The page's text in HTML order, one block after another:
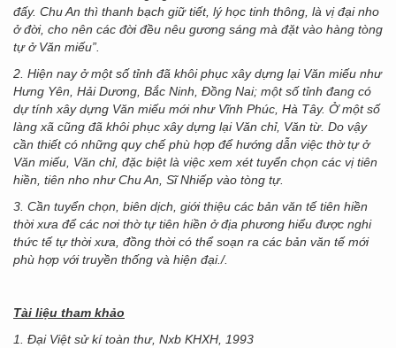
đấy. Chu An thì thanh bạch giữ tiết, lý học tinh thông, là vị đại nho
ở đời, cho nên các đời đều nêu gương sáng mà đặt vào hàng tòng
tự ở Văn miếu”.
2. Hiện nay ở một số tỉnh đã khôi phục xây dựng lại Văn miếu như
Hưng Yên, Hải Dương, Bắc Ninh, Đồng Nai; một số tỉnh đang có
dự tính xây dựng Văn miếu mới như Vĩnh Phúc, Hà Tây. Ở một số
làng xã cũng đã khôi phục xây dựng lại Văn chỉ, Văn từ. Do vậy
cần thiết có những quy chế phù hợp để hướng dẫn việc thờ tự ở
Văn miếu, Văn chỉ, đặc biệt là việc xem xét tuyển chọn các vị tiên
hiền, tiên nho như Chu An, Sĩ Nhiếp vào tòng tự.
3. Cần tuyển chọn, biên dịch, giới thiệu các bản văn tế tiên hiền
thời xưa để các nơi thờ tự tiên hiền ở địa phương hiểu được nghi
thức tế tự thời xưa, đồng thời có thể soạn ra các bản văn tế mới
phù hợp với truyền thống và hiện đại./.
Tài liệu tham khảo
1. Đại Việt sử kí toàn thư, Nxb KHXH, 1993